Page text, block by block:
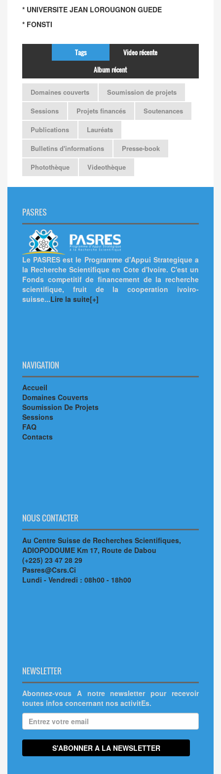
* UNIVERSITE JEAN LOROUGNON GUEDE
* FONSTI
Tags
Video récente
Album récent
Domaines couverts
Soumission de projets
Sessions
Projets financés
Soutenances
Publications
Lauréats
Bulletins d'informations
Presse-book
Photothèque
Videothèque
PASRES
Le PASRES est le Programme d'Appui Strategique a
la Recherche Scientifique en Cote d'Ivoire. C'est un
Fonds competitif de financement de la recherche
scientifique, fruit de la cooperation ivoiro-
suisse...Lire la suite[+]
NAVIGATION
Accueil
Domaines Couverts
Soumission De Projets
Sessions
FAQ
Contacts
NOUS CONTACTER
Au Centre Suisse de Recherches Scientifiques,
ADIOPODOUME Km 17, Route de Dabou
(+225) 23 47 28 29
Pasres@Csrs.Ci
Lundi - Vendredi : 08h00 - 18h00
NEWSLETTER
Abonnez-vous A notre newsletter pour recevoir
toutes infos concernant nos activitEs.